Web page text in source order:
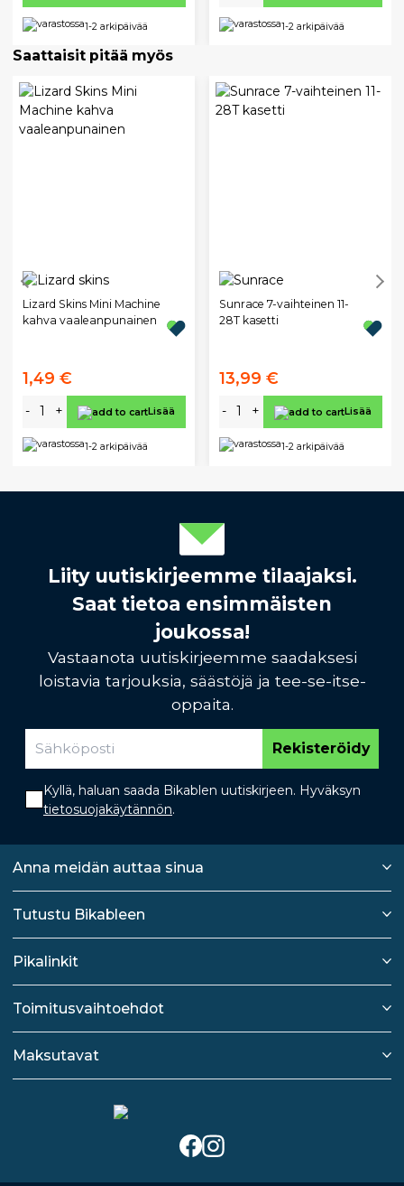
1-2 arkipäivää 1-2 arkipäivää
Saattaisit pitää myös
Lizard Skins Mini Machine
kahva vaaleanpunainen
1,49 €
- + Lisää
1-2 arkipäivää
Sunrace 7-vaihteinen 11-
28T kasetti
13,99 €
- + Lisää
1-2 arkipäivää
Liity uutiskirjeemme tilaajaksi.
Saat tietoa ensimmäisten
joukossa!
Vastaanota uutiskirjeemme saadaksesi
loistavia tarjouksia, säästöjä ja tee-se-itse-
oppaita.
Rekisteröidy
Kyllä, haluan saada Bikablen uutiskirjeen. Hyväksyn
tietosuojakäytännön.
Anna meidän auttaa sinua
Tutustu Bikableen
Pikalinkit
Toimitusvaihtoehdot
Maksutavat